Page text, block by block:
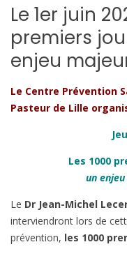
Le 1er juin
premiers
enjeu
Le Centre Prévention
Pasteur de Lille
Les 1000
un
Le Dr Jean-Michel
interviendront lors de
prévention, les 1000